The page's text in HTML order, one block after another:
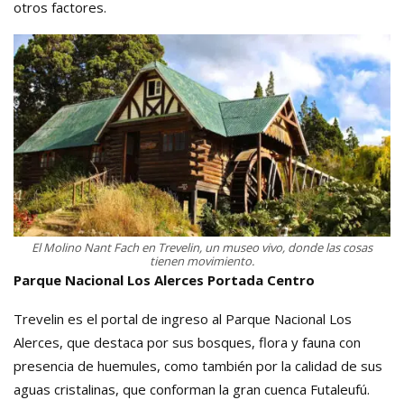
otros factores.
El Molino Nant Fach en Trevelin, un museo vivo, donde las cosas
tienen movimiento.
Parque Nacional Los Alerces Portada Centro
Trevelin es el portal de ingreso al Parque Nacional Los
Alerces, que destaca por sus bosques, flora y fauna con
presencia de huemules, como también por la calidad de sus
aguas cristalinas, que conforman la gran cuenca Futaleufú.